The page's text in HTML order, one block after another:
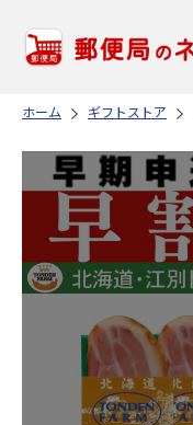
ホーム ギフトストア